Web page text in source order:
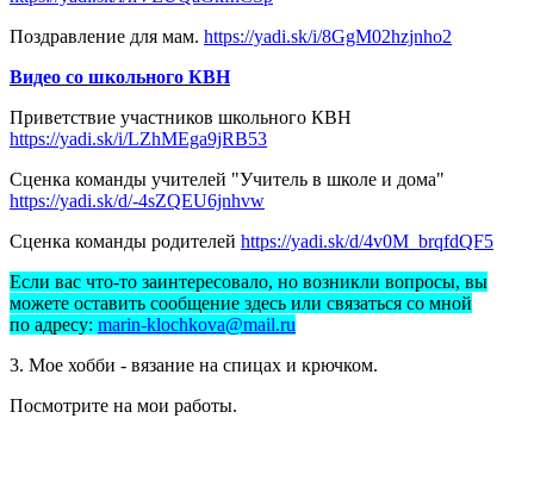
Поздравление для мам. https://yadi.sk/i/8GgM02hzjnho2
Видео со школьного КВН
Приветствие участников школьного КВН
https://yadi.sk/i/LZhMEga9jRB53
Сценка команды учителей "Учитель в школе и дома"
https://yadi.sk/d/-4sZQEU6jnhvw
Сценка команды родителей https://yadi.sk/d/4v0M_brqfdQF5
Если вас что-то заинтересовало, но возникли вопросы, вы
можете оставить сообщение здесь или связаться со мной
по адресу: marin-klochkova@mail.ru
3. Мое хобби - вязание на спицах и крючком.
Посмотрите на мои работы.